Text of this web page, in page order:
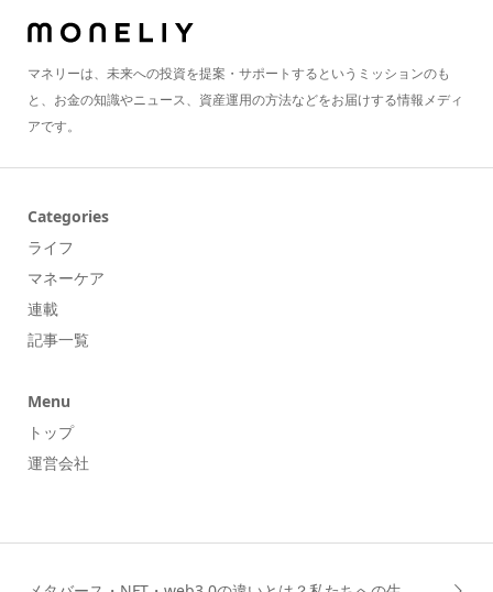
マネリーは、未来への投資を提案・サポートするというミッションのも
と、お金の知識やニュース、資産運用の方法などをお届けする情報メディ
アです。
Categories
ライフ
マネーケア
連載
記事一覧
Menu
トップ
運営会社